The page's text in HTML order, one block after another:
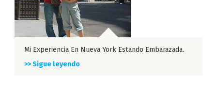
Mi Experiencia En Nueva York Estando Embarazada.
>> Sigue leyendo